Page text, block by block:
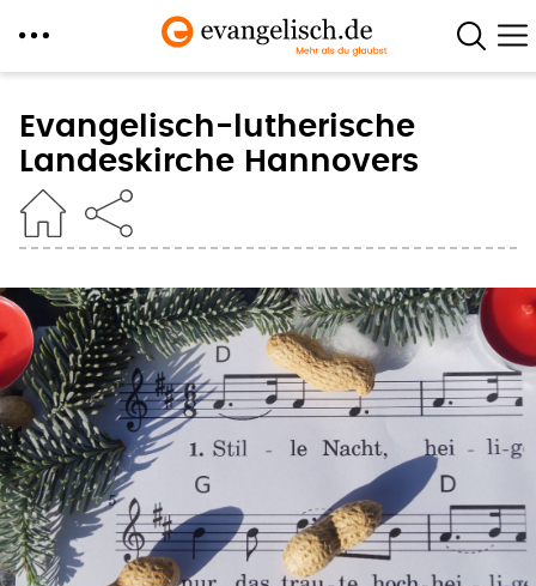
zum
Inhalt
Evangelisch-lutherische
Landeskirche Hannovers